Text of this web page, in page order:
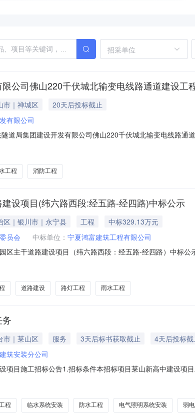
招采单位
公司佛山220千伏城北输变电线路通道建设工
市｜禅城区
20天后投标截止
有限公司
道局集团建设开发有限公司佛山220千伏城北输变电线路通
工程 消防工程
设项目(纬六路西段:经五路-经四路)中标公示
区｜银川市｜永宁县 工程
中标329.13万元
员会 中标单位： 宁夏鸿富建筑工程有限公司
区主干道路建设项目（纬六路西段：经五路-经四路）中标
，并于2026年08月04日至2026年08月07日发布中标候选
段
道路建设 路灯工程 雨水工程
市｜莱山区 服务 3天后标书获取截止
4天后投标截
筑安装分公司
项目施工招标公告1.招标条件本招标项目莱山新高中建设项
招标人为烟建集团有限公司第十建筑安装分公司。项目
中艺体楼2层，建筑面积2920平方米；综合楼4层，建筑面
程 临水系统安装 防水工程 电气照明系统安装 弱